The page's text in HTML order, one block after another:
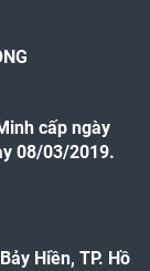
cấp ngày
08/03/2019.
Hiền, TP. Hồ